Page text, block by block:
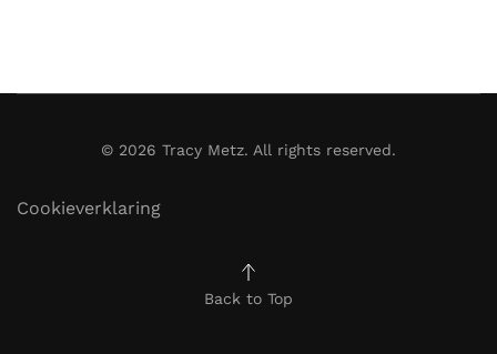
© 2026 Tracy Metz. All rights reserved.
Cookieverklaring
Back to Top